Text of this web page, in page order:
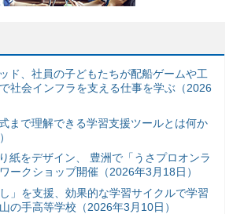
ド、社員の子どもたちが配船ゲームや工
社会インフラを支える仕事を学ぶ（2026
まで理解できる学習支援ツールとは何か
紙をデザイン、 豊洲で「うさプロオンラ
ークショップ開催（2026年3月18日）
」を支援、効果的な学習サイクルで学習
の手高等学校（2026年3月10日）